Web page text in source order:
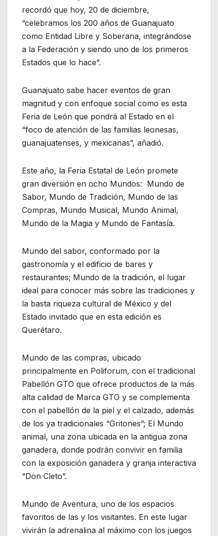
recordó que hoy, 20 de diciembre,
“celebramos los 200 años de Guanajuato
como Entidad Libre y Soberana, integrándose
a la Federación y siendo uno de los primeros
Estados que lo hace”.
Guanajuato sabe hacer eventos de gran
magnitud y con enfoque social como es esta
Feria de León que pondrá al Estado en el
“foco de atención de las familias leonesas,
guanajuatenses, y mexicanas”, añadió.
Este año, la Feria Estatal de León promete
gran diversión en ocho Mundos: Mundo de
Sabor, Mundo de Tradición, Mundo de las
Compras, Mundo Musical, Mundo Animal,
Mundo de la Magia y Mundo de Fantasía.
Mundo del sabor, conformado por la
gastronomía y el edificio de bares y
restaurantes; Mundo de la tradición, el lugar
ideal para conocer más sobre las tradiciones y
la basta riqueza cultural de México y del
Estado invitado que en esta edición es
Querétaro.
Mundo de las compras, ubicado
principalmente en Poliforum, con el tradicional
Pabellón GTO que ofrece productos de la más
alta calidad de Marca GTO y se complementa
con el pabellón de la piel y el calzado, además
de los ya tradicionales “Gritones”; El Mundo
animal, una zona ubicada en la antigua zona
ganadera, donde podrán convivir en familia
con la exposición ganadera y granja interactiva
“Don Cleto”.
Mundo de Aventura, uno de los espacios
favoritos de las y los visitantes. En este lugar
vivirán la adrenalina al máximo con los juegos